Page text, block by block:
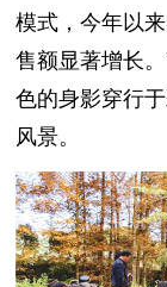
模式，今年以
售额显著增长
色的身影穿行
风景。